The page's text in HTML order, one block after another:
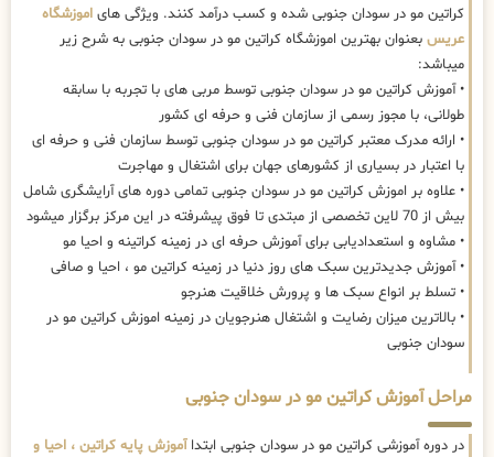
کراتین مو در سودان جنوبی شده و کسب درآمد کنند. ویژگی های اموزشگاه
عریس بعنوان بهترین اموزشگاه کراتین مو در سودان جنوبی به شرح زیر
میباشد:
• آموزش کراتین مو در سودان جنوبی توسط مربی های با تجربه با سابقه
طولانی، با مجوز رسمی از سازمان فنی و حرفه ای کشور
• ارائه مدرک معتبر کراتین مو در سودان جنوبی توسط سازمان فنی و حرفه ای
با اعتبار در بسیاری از کشورهای جهان برای اشتغال و مهاجرت
• علاوه بر اموزش کراتین مو در سودان جنوبی تمامی دوره های آرایشگری شامل
بیش از 70 لاین تخصصی از مبتدی تا فوق پیشرفته در این مرکز برگزار میشود
• مشاوه و استعدادیابی برای آموزش حرفه ای در زمینه کراتینه و احیا مو
• آموزش جدیدترین سبک های روز دنیا در زمینه کراتین مو ، احیا و صافی
• تسلط بر انواع سبک ها و پرورش خلاقیت هنرجو
• بالاترین میزان رضایت و اشتغال هنرجویان در زمینه اموزش کراتین مو در
سودان جنوبی
مراحل آموزش کراتین مو در سودان جنوبی
در دوره آموزشی کراتین مو در سودان جنوبی ابتداآموزش پایه کراتین ، احیا و